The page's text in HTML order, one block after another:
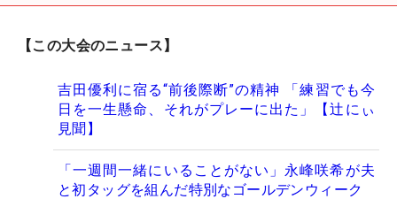
【この大会のニュース】
吉田優利に宿る“前後際断”の精神 「練習でも今
日を一生懸命、それがプレーに出た」【辻にぃ
見聞】
「一週間一緒にいることがない」永峰咲希が夫
と初タッグを組んだ特別なゴールデンウィーク